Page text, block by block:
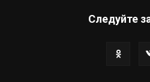
Следуйте